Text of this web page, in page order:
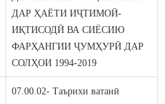
ДАР ҲАЁТИ ИҶТИМОӢ-
ИҚТИСОДӢ ВА СИЁСИЮ
ФАРҲАНГИИ ҶУМҲУРӢ ДАР
СОЛҲОИ 1994-2019
07.00.02- Таърихи ватанӣ